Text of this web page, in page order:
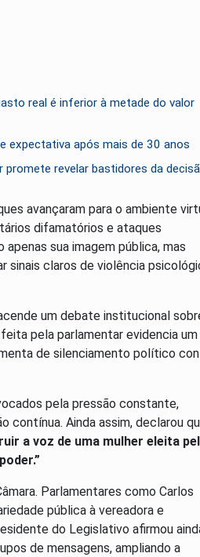
real é inferior à metade do valor
expectativa após mais de 30 anos
promete revelar bastidores da
avançaram para o ambiente
difamatórios e ataques
sua imagem pública, mas
sinais claros de violência
um debate institucional
pela parlamentar evidencia um
de silenciamento político
pela pressão constante,
contínua. Ainda assim, declarou
a voz de uma mulher eleita
Parlamentares como Carlos
pública à vereadora e
do Legislativo afirmou
de mensagens, ampliando a